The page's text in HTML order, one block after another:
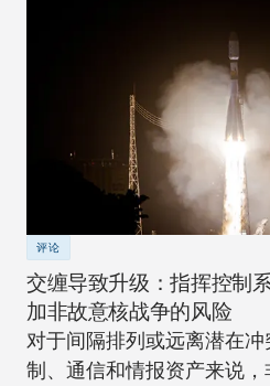
评论
交缠导致升级：指挥控制
加非故意核战争的风险
对于间隔排列或远离潜在
制、通信和情报资产来说，